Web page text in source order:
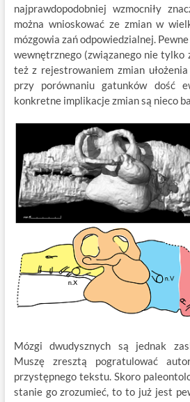
najprawdopodobniej wzmocniły
można wnioskować ze zmian w
mózgowia zań odpowiedzialnej.
wewnętrznego (związanego nie tylko
też z rejestrowaniem zmian
przy porównaniu gatunków dość
konkretne implikacje zmian są nieco
Mózgi dwudysznych są jednak
Muszę zresztą pogratulować
przystępnego tekstu. Skoro
stanie go zrozumieć, to to już jest